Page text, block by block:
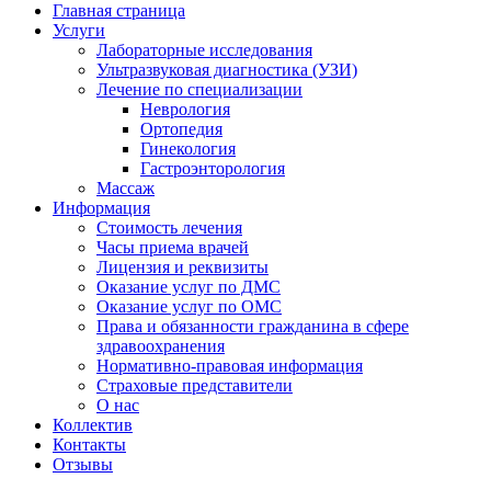
Главная страница
Услуги
Лабораторные исследования
Ультразвуковая диагностика (УЗИ)
Лечение по специализации
Неврология
Ортопедия
Гинекология
Гастроэнторология
Массаж
Информация
Стоимость лечения
Часы приема врачей
Лицензия и реквизиты
Оказание услуг по ДМС
Оказание услуг по ОМС
Права и обязанности гражданина в сфере
здравоохранения
Нормативно-правовая информация
Страховые представители
О нас
Коллектив
Контакты
Отзывы